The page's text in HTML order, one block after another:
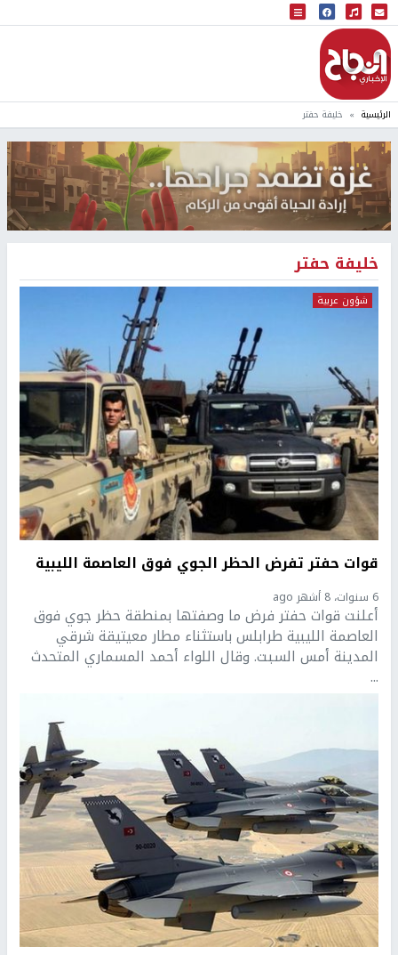
البث المباشر
إذاعة النجاح
الرئيسية خليفة حفتر
خليفة حفتر
شؤون عربية
قوات حفتر تفرض الحظر الجوي فوق العاصمة الليبية
6 سنوات، 8 أشهر ago
أعلنت قوات حفتر فرض ما وصفتها بمنطقة حظر جوي فوق
العاصمة الليبية طرابلس باستثناء مطار معيتيقة شرقي
المدينة أمس السبت. وقال اللواء أحمد المسماري المتحدث
...